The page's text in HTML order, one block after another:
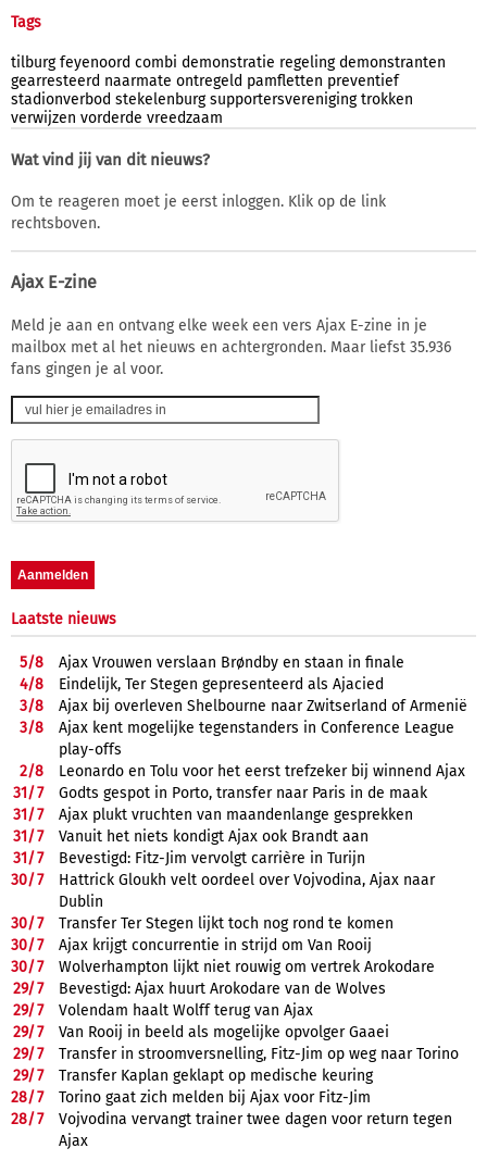
Tags
tilburg feyenoord combi demonstratie regeling demonstranten
gearresteerd naarmate ontregeld pamfletten preventief
stadionverbod stekelenburg supportersvereniging trokken
verwijzen vorderde vreedzaam
Wat vind jij van dit nieuws?
Om te reageren moet je eerst inloggen. Klik op de link
rechtsboven.
Ajax E-zine
Meld je aan en ontvang elke week een vers Ajax E-zine in je
mailbox met al het nieuws en achtergronden. Maar liefst 35.936
fans gingen je al voor.
Laatste nieuws
5/8
Ajax Vrouwen verslaan Brøndby en staan in finale
4/8
Eindelijk, Ter Stegen gepresenteerd als Ajacied
3/8
Ajax bij overleven Shelbourne naar Zwitserland of Armenië
3/8
Ajax kent mogelijke tegenstanders in Conference League
play-offs
2/8
Leonardo en Tolu voor het eerst trefzeker bij winnend Ajax
31/7
Godts gespot in Porto, transfer naar Paris in de maak
31/7
Ajax plukt vruchten van maandenlange gesprekken
31/7
Vanuit het niets kondigt Ajax ook Brandt aan
31/7
Bevestigd: Fitz-Jim vervolgt carrière in Turijn
30/7
Hattrick Gloukh velt oordeel over Vojvodina, Ajax naar
Dublin
30/7
Transfer Ter Stegen lijkt toch nog rond te komen
30/7
Ajax krijgt concurrentie in strijd om Van Rooij
30/7
Wolverhampton lijkt niet rouwig om vertrek Arokodare
29/7
Bevestigd: Ajax huurt Arokodare van de Wolves
29/7
Volendam haalt Wolff terug van Ajax
29/7
Van Rooij in beeld als mogelijke opvolger Gaaei
29/7
Transfer in stroomversnelling, Fitz-Jim op weg naar Torino
29/7
Transfer Kaplan geklapt op medische keuring
28/7
Torino gaat zich melden bij Ajax voor Fitz-Jim
28/7
Vojvodina vervangt trainer twee dagen voor return tegen
Ajax